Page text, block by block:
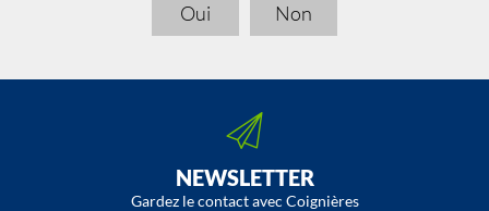
Oui
Non
NEWSLETTER
Gardez le contact avec Coignières